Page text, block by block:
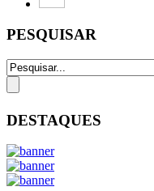
PESQUISAR
DESTAQUES